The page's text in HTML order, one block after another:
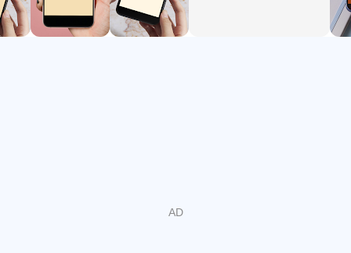
Kahve falı bölümü, fincan ve tabak görsellerinden kişiye